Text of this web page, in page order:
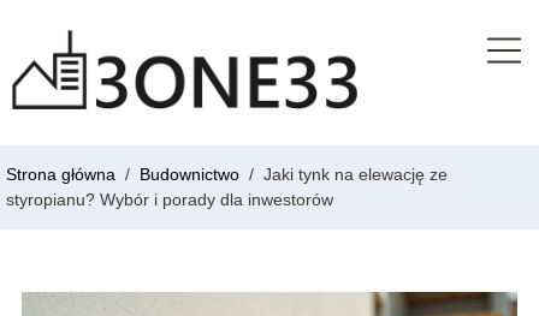
Strona główna / Budownictwo / Jaki tynk na elewację ze
styropianu? Wybór i porady dla inwestorów